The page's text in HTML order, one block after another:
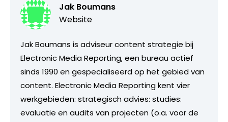
Jak Boumans
Website
Jak Boumans is adviseur content strategie bij
Electronic Media Reporting, een bureau actief
sinds 1990 en gespecialiseerd op het gebied van
content. Electronic Media Reporting kent vier
werkgebieden: strategisch advies: studies:
evaluatie en audits van projecten (o.a. voor de